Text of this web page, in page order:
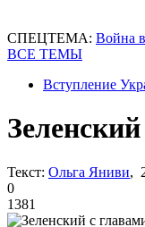
СПЕЦТЕМА: Война
ВСЕ ТЕМЫ
Вступление
Текст: Ольга Яниви,
0
1381